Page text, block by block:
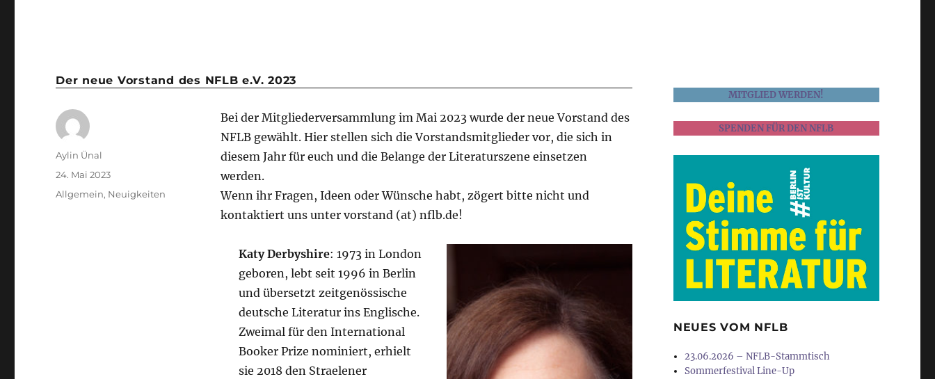
Der neue Vorstand des NFLB e.V. 2023
Bei der Mitgliederversammlung im Mai 2023 wurde der neue Vorstand des
NFLB gewählt. Hier stellen sich die Vorstandsmitglieder vor, die sich in
diesem Jahr für euch und die Belange der Literaturszene einsetzen
werden.
Wenn ihr Fragen, Ideen oder Wünsche habt, zögert bitte nicht und
kontaktiert uns unter vorstand (at) nflb.de!
Katy Derbyshire: 1973 in London
geboren, lebt seit 1996 in Berlin
und übersetzt zeitgenössische
deutsche Literatur ins Englische.
Zweimal für den International
Booker Prize nominiert, erhielt
sie 2018 den Straelener
Aylin Ünal
24. Mai 2023
Allgemein, Neuigkeiten
MITGLIED WERDEN!
SPENDEN FÜR DEN NFLB
NEUES VOM NFLB
23.06.2026 – NFLB-Stammtisch
Sommerfestival Line-Up